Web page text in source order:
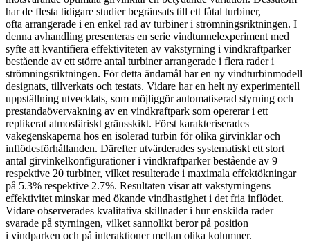
har de flesta tidigare studier begränsats till ett fåtal turbiner,
ofta arrangerade i en enkel rad av turbiner i strömningsriktningen. I
denna avhandling presenteras en serie vindtunnelexperiment med
syfte att kvantifiera effektiviteten av vakstyrning i vindkraftparker
bestående av ett större antal turbiner arrangerade i flera rader i
strömningsriktningen. För detta ändamål har en ny vindturbinmodell
designats, tillverkats och testats. Vidare har en helt ny experimentell
uppställning utvecklats, som möjliggör automatiserad styrning och
prestandaövervakning av en vindkraftpark som opererar i ett
replikerat atmosfäriskt gränsskikt. Först karakteriserades
vakegenskaperna hos en isolerad turbin för olika girvinklar och
inflödesförhållanden. Därefter utvärderades systematiskt ett stort
antal girvinkelkonfigurationer i vindkraftparker bestående av 9
respektive 20 turbiner, vilket resulterade i maximala effektökningar
på 5.3% respektive 2.7%. Resultaten visar att vakstyrningens
effektivitet minskar med ökande vindhastighet i det fria inflödet.
Vidare observerades kvalitativa skillnader i hur enskilda rader
svarade på styrningen, vilket sannolikt beror på position
i vindparken och på interaktioner mellan olika kolumner.